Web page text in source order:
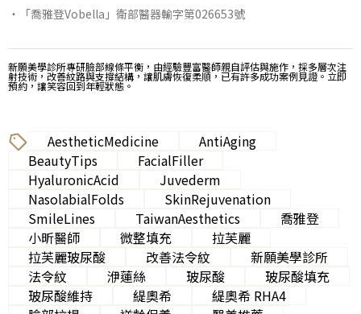
・ 「喬雅登Vobella」衛部醫器輸字第026653號
新願美學診所專研臉部線條平衡，由經驗豐富醫師親自評估與施作，採多層次注
射技術，改善紋路與支撐結構，讓肌膚恢復柔順，已有許多成功案例見證。立即
預約，讓笑容回到年輕狀態。
AestheticMedicine
AntiAging
BeautyTips
FacialFiller
HyaluronicAcid
Juvederm
NasolabialFolds
SkinRejuvenation
SmileLines
TaiwanAesthetics
喬雅登
小昕醫師
微整填充
拉芙麗
拉芙麗玻尿酸
改善法令紋
新願美學診所
法令紋
洢蓮絲 玻尿酸
玻尿酸填充
玻尿酸維持
緹奧希
緹奧希 RHA4